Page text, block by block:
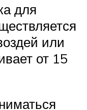
для
или
от 15